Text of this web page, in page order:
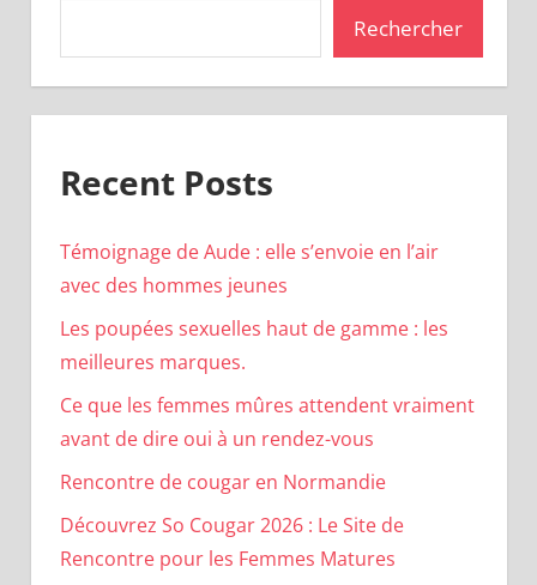
Rechercher
Recent Posts
Témoignage de Aude : elle s’envoie en l’air
avec des hommes jeunes
Les poupées sexuelles haut de gamme : les
meilleures marques.
Ce que les femmes mûres attendent vraiment
avant de dire oui à un rendez-vous
Rencontre de cougar en Normandie
Découvrez So Cougar 2026 : Le Site de
Rencontre pour les Femmes Matures